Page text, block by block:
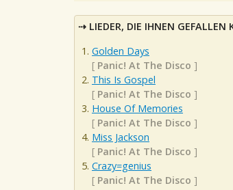
LIEDER, DIE IHNEN GEFALLEN
Golden Days
[ Panic! At The Disco ]
This Is Gospel
[ Panic! At The Disco ]
House Of Memories
[ Panic! At The Disco ]
Miss Jackson
[ Panic! At The Disco ]
Crazy=genius
[ Panic! At The Disco ]